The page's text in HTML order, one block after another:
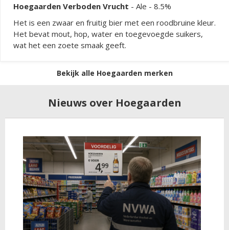
Hoegaarden Verboden Vrucht - Ale - 8.5%
Het is een zwaar en fruitig bier met een roodbruine kleur.
Het bevat mout, hop, water en toegevoegde suikers,
wat het een zoete smaak geeft.
Bekijk alle Hoegaarden merken
Nieuws over Hoegaarden